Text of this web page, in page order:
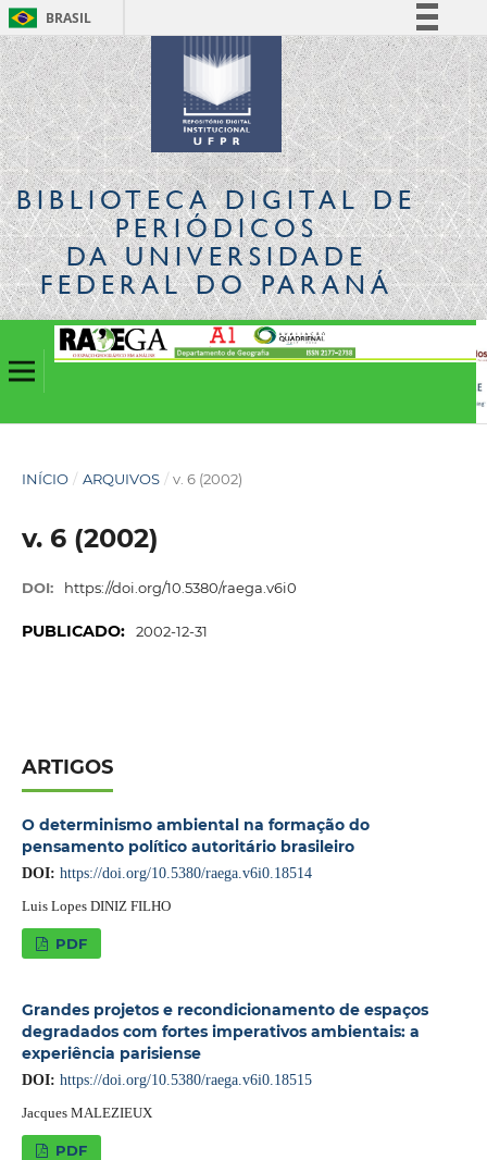
BRASIL
Simplifique!
Comunica BR
Participe
Acesso à informação
Legislação
Canais
BIBLIOTECA DIGITALDE
PERIÓDICOS
DA UNIVERSIDADE
FEDERAL DO PARANÁ
INÍCIO / ARQUIVOS / v. 6 (2002)
v. 6 (2002)
DOI: https://doi.org/10.5380/raega.v6i0
PUBLICADO: 2002-12-31
ARTIGOS
O determinismo ambiental na formação do
pensamento político autoritário brasileiro
DOI: https://doi.org/10.5380/raega.v6i0.18514
Luis Lopes DINIZ FILHO
PDF
Grandes projetos e recondicionamento de espaços
degradados com fortes imperativos ambientais: a
experiência parisiense
DOI: https://doi.org/10.5380/raega.v6i0.18515
Jacques MALEZIEUX
PDF